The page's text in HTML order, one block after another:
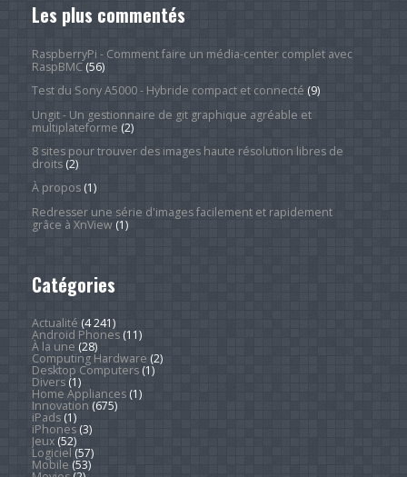
Les plus commentés
RaspberryPi - Comment faire un média-center complet avec
RaspBMC(56)
Test du Sony A5000 - Hybride compact et connecté (9)
Ungit - Un gestionnaire de git graphique agréable et
multiplateforme (2)
8 sites pour trouver des images haute résolution libres de
droits(2)
À propos(1)
Redresser une série d'images facilement et rapidement
grâce à XnView(1)
Catégories
Actualité (4 241)
Android Phones(11)
À la une (28)
Computing Hardware (2)
Desktop Computers(1)
Divers(1)
Home Appliances(1)
Innovation (675)
iPads(1)
iPhones(3)
Jeux(52)
Logiciel (57)
Mobile (53)